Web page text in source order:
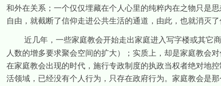
和外在关系；一个仅仅埋藏在个人心里的纯粹内在之物只是
自由，就截断了信仰走进公共生活的通道，由此，也就消灭
近几年，一些家庭教会开始走出家庭进入写字楼或其它
人数的增多要求聚会空间的扩大）；实质上，却是家庭教会
在家庭教会出现的时代，施行专政制度的执政当权者绝对地
活领域，已经没有个人行为，只存在政府行为。家庭教会是